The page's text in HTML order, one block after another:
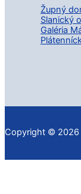
Župný
Slanický
Galéria
Copyright © 2026